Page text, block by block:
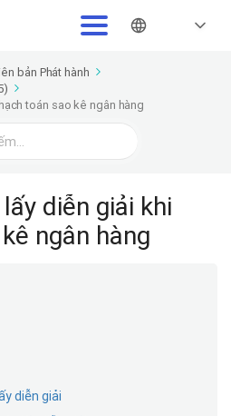
bản Phát hành
toán sao kê ngân hàng
diễn giải khi
ngân hàng
diễn giải